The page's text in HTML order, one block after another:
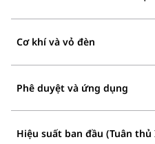
Cơ khí và vỏ đèn
Phê duyệt và ứng dụng
Hiệu suất ban đầu (Tuân thủ